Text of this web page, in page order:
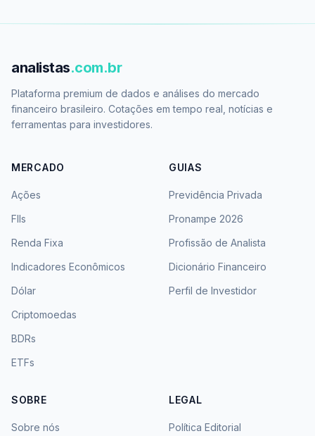
analistas.com.br
Plataforma premium de dados e análises do mercado
financeiro brasileiro. Cotações em tempo real, notícias e
ferramentas para investidores.
MERCADO
Ações
FIIs
Renda Fixa
Indicadores Econômicos
Dólar
Criptomoedas
BDRs
ETFs
GUIAS
Previdência Privada
Pronampe 2026
Profissão de Analista
Dicionário Financeiro
Perfil de Investidor
SOBRE
Sobre nós
LEGAL
Política Editorial